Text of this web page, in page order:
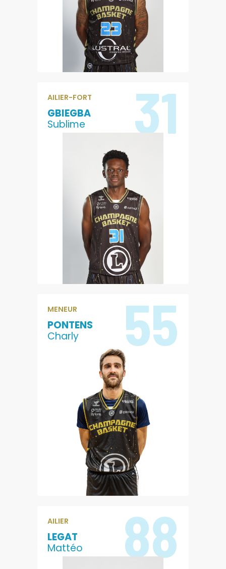
4
PASSES
11.7
EVALUATION
AILIER-FORT
GBIEGBA
Sublime
31
POINTS
0.8
REBONDS
0
PASSES
0.4
EVALUATION
MENEUR
PONTENS
Charly
55
5.3
POINTS
1.7
REBONDS
3.7
PASSES
6.9
EVALUATION
AILIER
LEGAT
Mattéo
88